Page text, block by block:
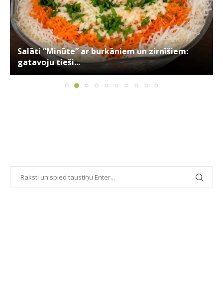
Salāti “Minūte” ar burkāniem un zirnīšiem:
gatavoju tieši...